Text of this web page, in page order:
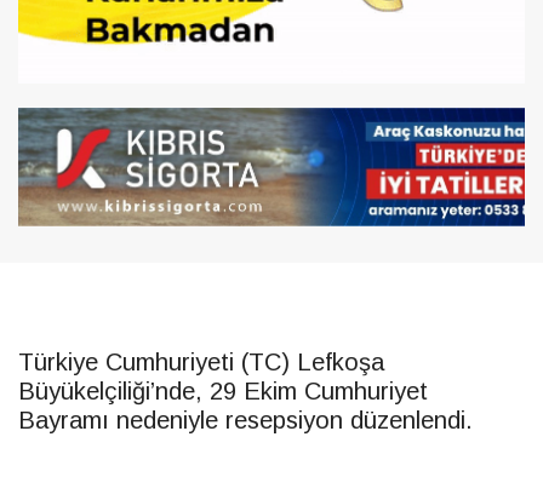
Türkiye Cumhuriyeti (TC) Lefkoşa
Büyükelçiliği’nde, 29 Ekim Cumhuriyet
Bayramı nedeniyle resepsiyon düzenlendi.